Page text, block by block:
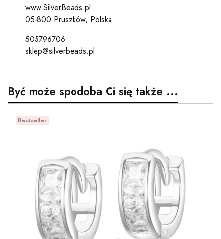
www.SilverBeads.pl
05-800 Pruszków, Polska
505796706
sklep@silverbeads.pl
Być może spodoba Ci się także ...
Bestseller